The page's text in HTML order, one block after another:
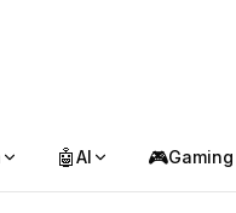
🤖AI 🎮Gaming